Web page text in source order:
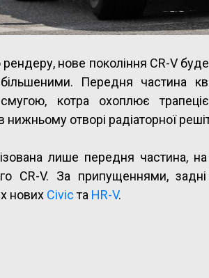
рендеру, нове покоління CR-V
Передня частина
котра охоплює
нижньому отворі радіаторної
лише передня частина,
CR-V. За припущеннями,
нових Civicта HR-V.